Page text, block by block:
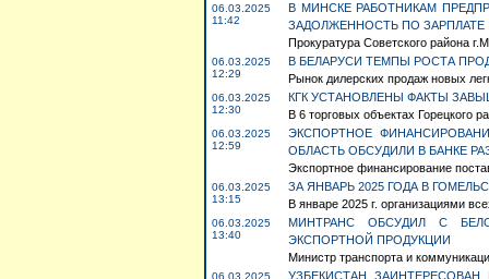
06.03.2025
11:42
В МИНСКЕ РАБОТНИКАМ
ЗАДОЛЖЕННОСТЬ ПО ЗАРПЛАТЕ
Прокуратура Советского района
06.03.2025
12:29
В БЕЛАРУСИ ТЕМПЫ РОСТА
Рынок дилерских продаж новых
06.03.2025
12:30
КГК УСТАНОВЛЕНЫ ФАКТЫ
В 6 торговых объектах Горецкого
06.03.2025
12:59
ЭКСПОРТНОЕ
ОБЛАСТЬ ОБСУДИЛИ В БАНКЕ
Экспортное финансирование
06.03.2025
13:15
ЗА ЯНВАРЬ 2025 ГОДА В
В январе 2025 г. организациями
06.03.2025
13:40
МИНТРАНС ОБСУДИЛ С
ЭКСПОРТНОЙ ПРОДУКЦИИ
Министр транспорта и
06.03.2025
УЗБЕКИСТАН